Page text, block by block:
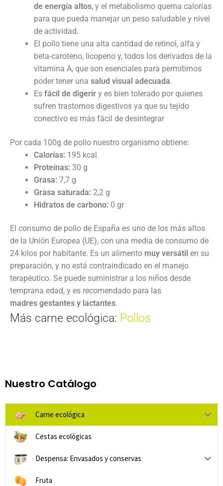
de energía altos, y el metabolismo quema calorías
para que pueda manejar un peso saludable y nivel
de actividad.
El pollo tiene una alta cantidad de retinol, alfa y
beta-caroteno, licopeno y, todos los derivados de la
vitamina A, que son esenciales para permitirnos
poder tener una salud visual adecuada.
Es fácil de digerir y es bien tolerado por quienes
sufren trastornos digestivos ya que su tejido
conectivo es más fácil de desintegrar
Por cada 100g de pollo nuestro organismo obtiene:
Calorías: 195 kcal
Proteínas: 30 g
Grasa: 7,7 g
Grasa saturada: 2,2 g
Hidratos de carbono: 0 gr
El consumo de pollo de España es uno de los más altos
de la Unión Europea (UE), con una media de consumo de
24 kilos por habitante. Es un alimento muy versátil en su
preparación, y no está contraindicado en el manejo
terapéutico. Se puede suministrar a los niños desde
temprana edad, y es recomendado para las
madres gestantes y lactantes.
Más carne ecológica: Pollos
Nuestro Catálogo
Carne ecológica
Cestas ecológicas
Despensa: Envasados y conservas
Fruta